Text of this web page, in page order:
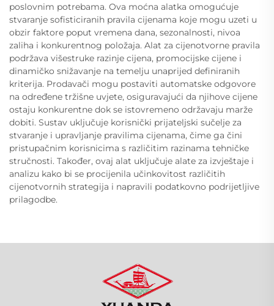
poslovnim potrebama. Ova moćna alatka omogućuje
stvaranje sofisticiranih pravila cijenama koje mogu uzeti u
obzir faktore poput vremena dana, sezonalnosti, nivoa
zaliha i konkurentnog položaja. Alat za cijenotvorne pravila
podržava višestruke razinje cijena, promocijske cijene i
dinamičko snižavanje na temelju unaprijed definiranih
kriterija. Prodavači mogu postaviti automatske odgovore
na određene tržišne uvjete, osiguravajući da njihove cijene
ostaju konkurentne dok se istovremeno održavaju marže
dobiti. Sustav uključuje korisnički prijateljski sučelje za
stvaranje i upravljanje pravilima cijenama, čime ga čini
pristupačnim korisnicima s različitim razinama tehničke
stručnosti. Također, ovaj alat uključuje alate za izvještaje i
analizu kako bi se procijenila učinkovitost različitih
cijenotvornih strategija i napravili podatkovno podrijetljive
prilagodbe.